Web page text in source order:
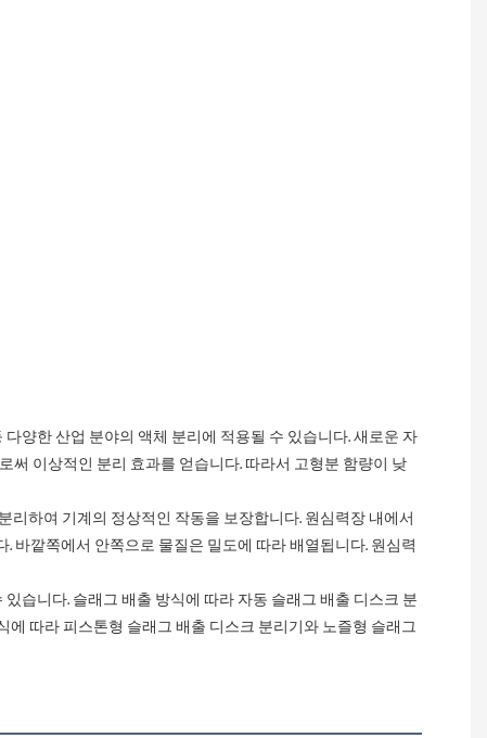
이상적인 분리 효과를 얻습니다. 따라서 고형분 함량이 낮
바깥쪽에서 안쪽으로 물질은 밀도에 따라 배열됩니다. 원심력
따라 피스톤형 슬래그 배출 디스크 분리기와 노즐형 슬래그